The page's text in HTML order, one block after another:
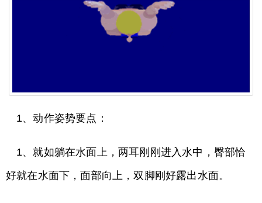
1、动作姿势要点：
1、就如躺在水面上，两耳刚刚进入水中，臀部恰
好就在水面下，面部向上，双脚刚好露出水面。